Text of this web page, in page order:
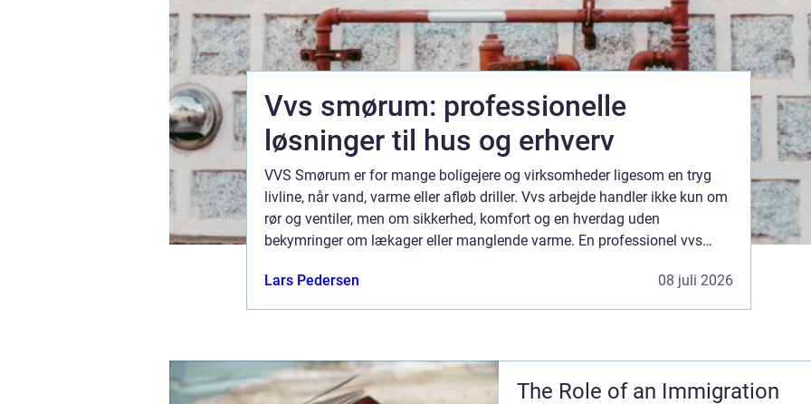
Vvs smørum: professionelle
løsninger til hus og erhverv
VVS Smørum er for mange boligejere og virksomheder ligesom en tryg
livline, når vand, varme eller afløb driller. Vvs arbejde handler ikke kun om
rør og ventiler, men om sikkerhed, komfort og en hverdag uden
bekymringer om lækager eller manglende varme. En professionel vvs
et sunde...
Lars Pedersen 08 juli 2026
The Role of an Immigration